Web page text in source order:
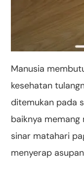
Manusia
kesehatan
ditemukan pada
baiknya
sinar matahari
menyerap